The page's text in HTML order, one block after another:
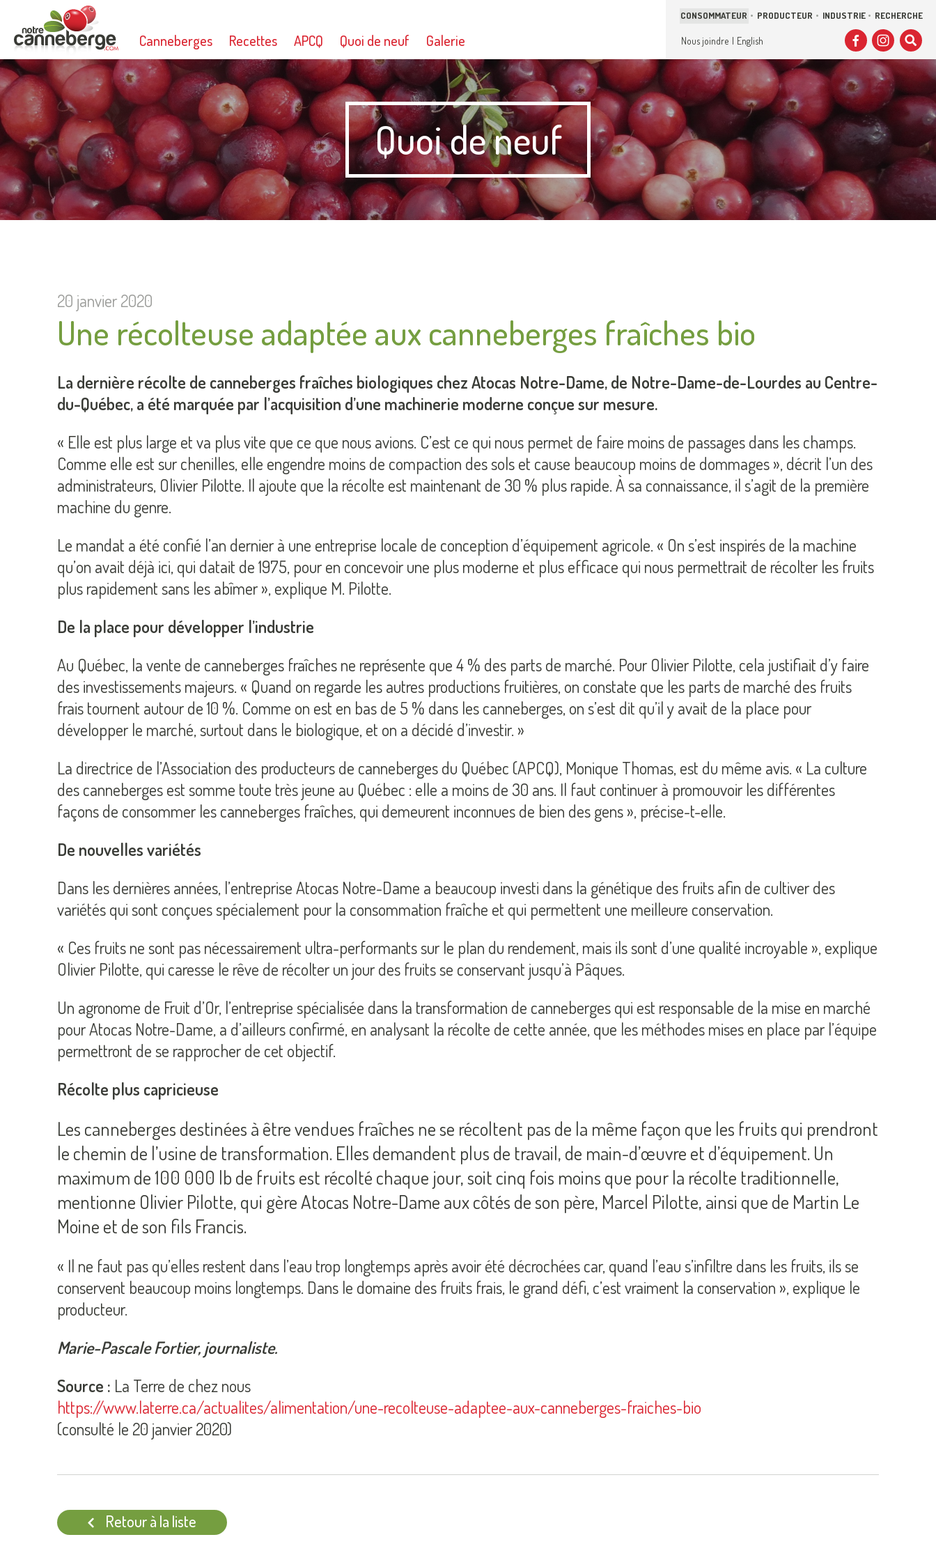
Canneberges Recettes APCQ Quoi de neuf Galerie
CONSOMMATEUR PRODUCTEUR INDUSTRIE RECHERCHE
Nous joindre English
sur
:
Quoi de neuf
20 janvier 2020
Une récolteuse adaptée aux canneberges fraîches bio
La dernière récolte de canneberges fraîches biologiques chez Atocas Notre-Dame, de Notre-Dame-de-Lourdes au Centre-
du-Québec, a été marquée par l’acquisition d’une machinerie moderne conçue sur mesure.
« Elle est plus large et va plus vite que ce que nous avions. C’est ce qui nous permet de faire moins de passages dans les champs.
Comme elle est sur chenilles, elle engendre moins de compaction des sols et cause beaucoup moins de dommages », décrit l’un des
administrateurs, Olivier Pilotte. Il ajoute que la récolte est maintenant de 30 % plus rapide. À sa connaissance, il s’agit de la première
machine du genre.
Le mandat a été confié l’an dernier à une entreprise locale de conception d’équipement agricole. « On s’est inspirés de la machine
qu’on avait déjà ici, qui datait de 1975, pour en concevoir une plus moderne et plus efficace qui nous permettrait de récolter les fruits
plus rapidement sans les abîmer », explique M. Pilotte.
De la place pour développer l’industrie
Au Québec, la vente de canneberges fraîches ne représente que 4 % des parts de marché. Pour Olivier Pilotte, cela justifiait d’y faire
des investissements majeurs. « Quand on regarde les autres productions fruitières, on constate que les parts de marché des fruits
frais tournent autour de 10 %. Comme on est en bas de 5 % dans les canneberges, on s’est dit qu’il y avait de la place pour
développer le marché, surtout dans le biologique, et on a décidé d’investir. »
La directrice de l’Association des producteurs de canneberges du Québec (APCQ), Monique Thomas, est du même avis. « La culture
des canneberges est somme toute très jeune au Québec : elle a moins de 30 ans. Il faut continuer à promouvoir les différentes
façons de consommer les canneberges fraîches, qui demeurent inconnues de bien des gens », précise-t-elle.
De nouvelles variétés
Dans les dernières années, l’entreprise Atocas Notre-Dame a beaucoup investi dans la génétique des fruits afin de cultiver des
variétés qui sont conçues spécialement pour la consommation fraîche et qui permettent une meilleure conservation.
« Ces fruits ne sont pas nécessairement ultra-performants sur le plan du rendement, mais ils sont d’une qualité incroyable », explique
Olivier Pilotte, qui caresse le rêve de récolter un jour des fruits se conservant jusqu’à Pâques.
Un agronome de Fruit d’Or, l’entreprise spécialisée dans la transformation de canneberges qui est responsable de la mise en marché
pour Atocas Notre-Dame, a d’ailleurs confirmé, en analysant la récolte de cette année, que les méthodes mises en place par l’équipe
permettront de se rapprocher de cet objectif.
Récolte plus capricieuse
Les canneberges destinées à être vendues fraîches ne se récoltent pas de la même façon que les fruits qui prendront
le chemin de l’usine de transformation. Elles demandent plus de travail, de main-d’œuvre et d’équipement. Un
maximum de 100 000 lb de fruits est récolté chaque jour, soit cinq fois moins que pour la récolte traditionnelle,
mentionne Olivier Pilotte, qui gère Atocas Notre-Dame aux côtés de son père, Marcel Pilotte, ainsi que de Martin Le
Moine et de son fils Francis.
« Il ne faut pas qu’elles restent dans l’eau trop longtemps après avoir été décrochées car, quand l’eau s’infiltre dans les fruits, ils se
conservent beaucoup moins longtemps. Dans le domaine des fruits frais, le grand défi, c’est vraiment la conservation », explique le
producteur.
Marie-Pascale Fortier, journaliste.
Source : La Terre de chez nous
https://www.laterre.ca/actualites/alimentation/une-recolteuse-adaptee-aux-canneberges-fraiches-bio
(consulté le 20 janvier 2020)
Retour à la liste